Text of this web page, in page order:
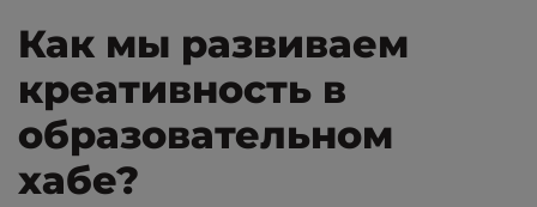
Как мы развиваем
креативность в
образовательном
хабе?